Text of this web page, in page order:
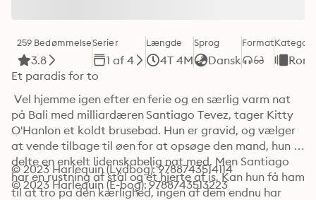
259 Bedømmelse
3.8
Serier
1 af 4
Længde
4T 4M
Sprog
Dansk
FormatKategori
Vel hjemme igen efter en ferie og en særlig varm nat
på Bali med milliardæren Santiago Tevez, tager Kitty
O'Hanlon et koldt brusebad. Hun er gravid, og vælger
at vende tilbage til øen for at opsøge den mand, hun
delte en enkelt lidenskabelig nat med. Men Santiago
har en rustning af stål og et hjerte af is. Kan hun få ham
til at tro på den kærlighed, ingen af ​​dem endnu har
© 2023 Harlequin (Lydbog): 9788743514114
© 2023 Harlequin (E-bog): 9788743513223